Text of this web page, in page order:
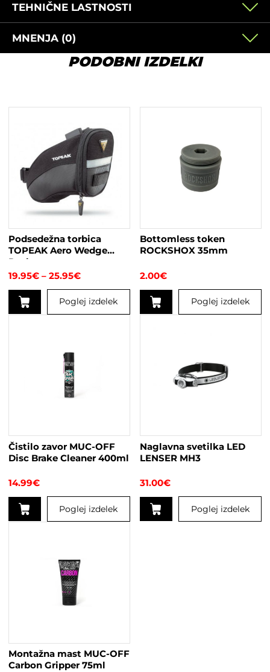
TEHNIČNE LASTNOSTI
MNENJA (0)
PODOBNI IZDELKI
Podsedežna torbica
TOPEAK Aero Wedge
Pack
19.95€ – 25.95€Cenovni
od
19.95€
Poglej izdelek
strani
izdelka
Bottomless token
ROCKSHOX 35mm
2.00€
Poglej izdelek
Čistilo zavor MUC-OFF
Disc Brake Cleaner 400ml
14.99€
Poglej izdelek
Naglavna svetilka LED
LENSER MH3
31.00€
Poglej izdelek
Montažna mast MUC-OFF
Carbon Gripper 75ml